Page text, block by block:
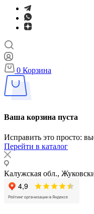
0 Корзина
Ваша корзина пуста
Исправить это просто:
Перейти в каталог
Калужская обл.,